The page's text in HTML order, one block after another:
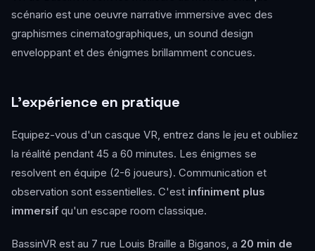
scénario est une oeuvre narrative immersive avec des
graphismes cinematographiques, un sound design
enveloppant et des énigmes brillamment concues.
L'expérience en pratique
Equipez-vous d'un casque VR, entrez dans le jeu et oubliez
la réalité pendant 45 a 60 minutes. Les énigmes se
resolvent en équipe (2-6 joueurs). Communication et
observation sont essentielles. C'est infiniment plus
immersif qu'un escape room classique.
BassinVR est au 7 rue Louis Braille a Biganos, a 20 min de